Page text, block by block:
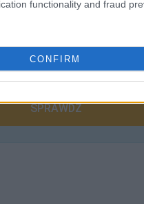
functionality and fraud
CONFIRM
Brakuje
abonenci
SPRAWDŹ